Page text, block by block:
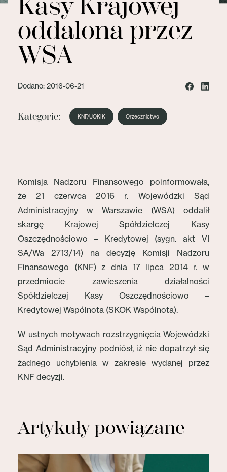
Kasy Krajowej
oddalona przez
WSA
Dodano: 2016-06-21
Kategorie: KNF/UOKIK Orzecznictwo
Komisja Nadzoru Finansowego poinformowała,
że 21 czerwca 2016 r. Wojewódzki Sąd
Administracyjny w Warszawie (WSA) oddalił
skargę Krajowej Spółdzielczej Kasy
Oszczędnościowo – Kredytowej (sygn. akt VI
SA/Wa 2713/14) na decyzję Komisji Nadzoru
Finansowego (KNF) z dnia 17 lipca 2014 r. w
przedmiocie zawieszenia działalności
Spółdzielczej Kasy Oszczędnościowo –
Kredytowej Wspólnota (SKOK Wspólnota).
W ustnych motywach rozstrzygnięcia Wojewódzki
Sąd Administracyjny podniósł, iż nie dopatrzył się
żadnego uchybienia w zakresie wydanej przez
KNF decyzji.
Artykuły powiązane